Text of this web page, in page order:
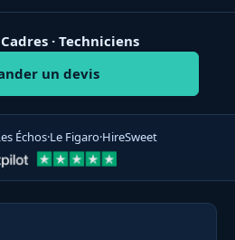
Cadres · Techniciens
un devis
Échos·Le Figaro·HireSweet